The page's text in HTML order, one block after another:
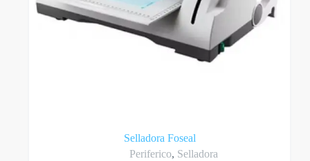
Selladora Foseal
Periferico, Selladora